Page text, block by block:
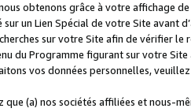
obtenons grâce à votre affichage
un Lien Spécial de votre Site avant
sur votre Site afin de vérifier
du Programme figurant sur votre
vos données personnelles,
que (a) nos sociétés affiliées et nous-